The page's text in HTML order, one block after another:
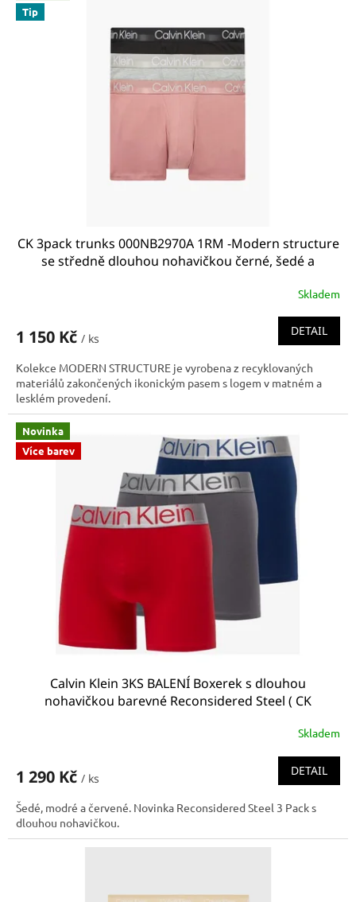
p Tip
CK 3pack trunks 000NB2970A 1RM -Modern structure
se středně dlouhou nohavičkou černé, šedé a
Skladem
1 150 Kč / ks
DETAIL
Kolekce MODERN STRUCTURE je vyrobena z recyklovaných
materiálů zakončených ikonickým pasem s logem v matném a
lesklém provedení.
Novinka
Více barev
Calvin Klein 3KS BALENÍ Boxerek s dlouhou
nohavičkou barevné Reconsidered Steel ( CK
Skladem
1 290 Kč / ks
DETAIL
Šedé, modré a červené. Novinka Reconsidered Steel 3 Pack s
dlouhou nohavičkou.